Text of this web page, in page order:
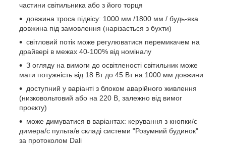
частини світильника або з його торця
довжина троса підвісу: 1000 мм /1800 мм / будь-яка
довжина під замовлення (нарізається з бухти)
світловий потік може регулюватися перемикачем на
драйвері в межах 40-100% від номіналу
З огляду на вимоги до освітленості світильник може
мати потужність від 18 Вт до 45 Вт на 1000 мм довжини
доступний у варіанті з блоком аварійного живлення
(низковольтовий або на 220 В, залежно від вимог
проєкту)
може димуватися в варіантах: керування з кнопки/с
димера/с пульта/в складі системи "Розумний будинок"
за протоколом Dali